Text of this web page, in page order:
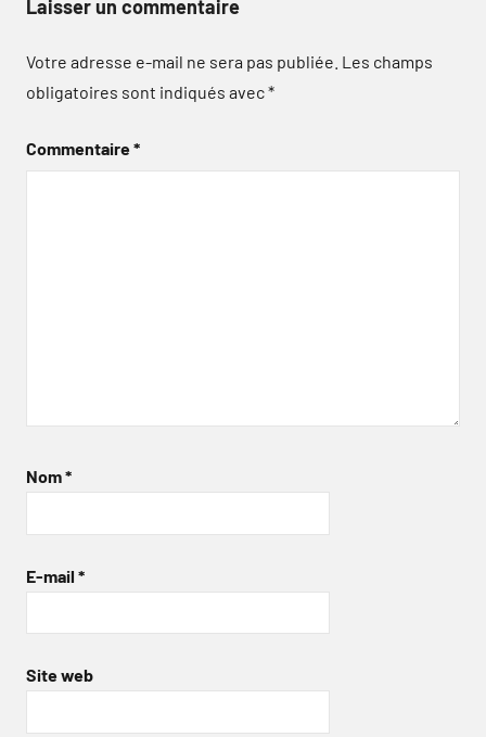
Laisser un commentaire
Votre adresse e-mail ne sera pas publiée. Les champs
obligatoires sont indiqués avec*
Commentaire*
Nom*
E-mail *
Site web